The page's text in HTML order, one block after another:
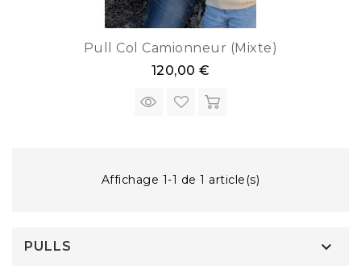
Pull Col Camionneur (mixte)
120,00 €
Affichage 1-1 de 1 article(s)
PULLS 